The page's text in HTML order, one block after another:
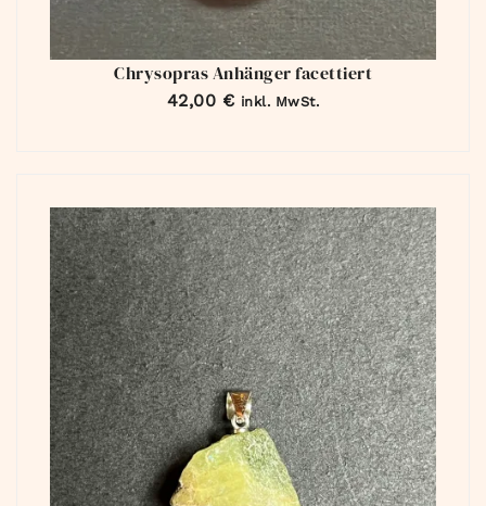
Chrysopras Anhänger facettiert
42,00 € inkl. MwSt.